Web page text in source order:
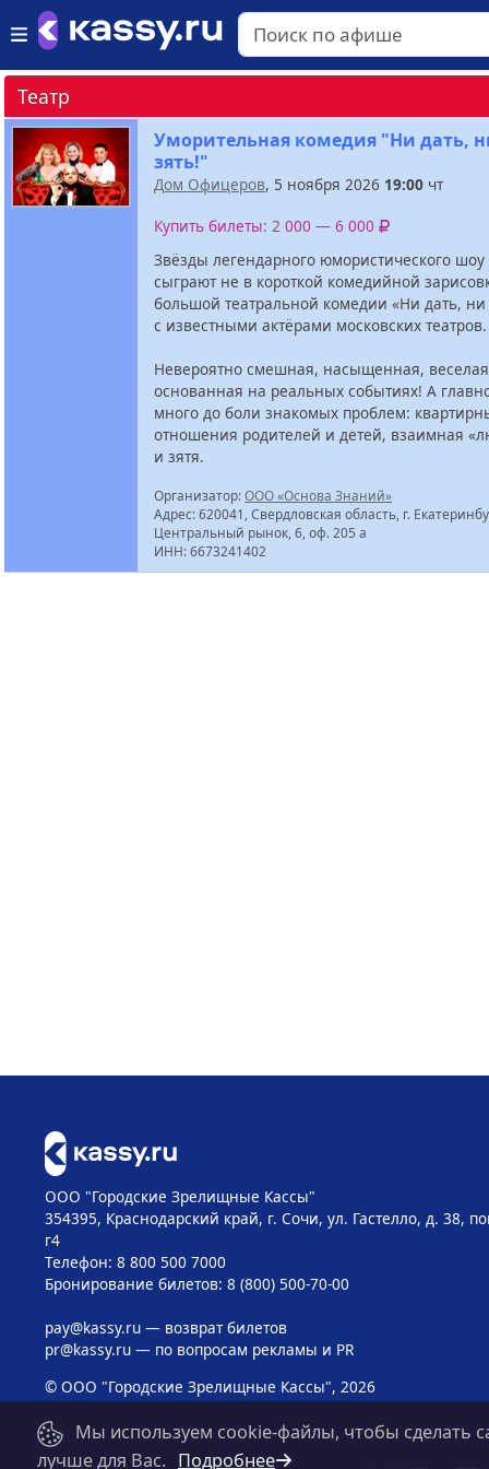
Театр
Уморительная комедия "Ни дать,
зять!"
Дом Офицеров, 5 ноября 2026 19:00 чт
Купить билеты: 2 000 — 6 000
Звёзды легендарного юмористического
сыграют не в короткой комедийной
большой театральной комедии «Ни дать, ни
с известными актёрами московских театров.
Невероятно смешная, насыщенная,
основанная на реальных событиях! А
много до боли знакомых проблем:
отношения родителей и детей, взаимная
и зятя.
Организатор:ООО «Основа Знаний»
Адрес: 620041, Свердловская область, г.
Центральный рынок, 6, оф. 205 а
ИНН: 6673241402
ООО "Городские Зрелищные Кассы"
354395, Краснодарский край, г. Сочи, ул. Гастелло, д. 38,
г4
Телефон: 8 800 500 7000
Бронирование билетов: 8 (800) 500-70-00
pay@kassy.ru— возврат билетов
pr@kassy.ru— по вопросам рекламы и PR
© ООО "Городские Зрелищные Кассы", 2026
Мы используем cookie-файлы, чтобы сделать
лучше для Вас. Подробнее